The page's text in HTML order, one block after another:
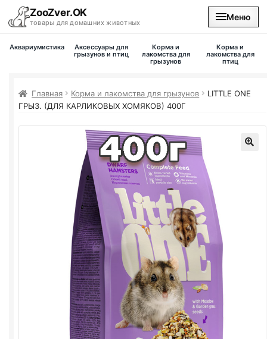
ZooZver.OK
товары для домашних животных
Меню
На главную
Аквариумистика
Аксессуары для
грызунов и птиц
Корма и
лакомства для
грызунов
Корма и
лакомства для
птиц
Главная Корма и лакомства для грызунов
LITTLE ONE
ГРЫЗ. (ДЛЯ КАРЛИКОВЫХ ХОМЯКОВ) 400Г